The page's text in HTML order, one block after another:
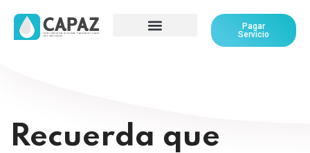
Pagar
Servicio
Recuerda que